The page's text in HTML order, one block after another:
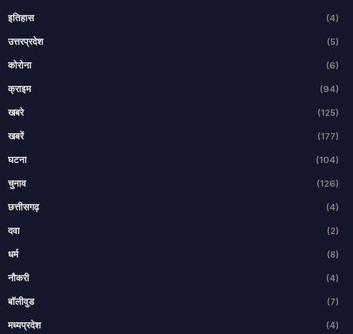
इतिहास (4)
उत्तरप्रदेश (5)
कोरोना (6)
क्राइम (94)
खबरे (125)
खबरें (177)
घटना (104)
चुनाव (126)
छत्तीसगढ़ (4)
दवा (2)
धर्म (8)
नौकरी (4)
बॉलीवुड (7)
मध्यप्रदेश (4)